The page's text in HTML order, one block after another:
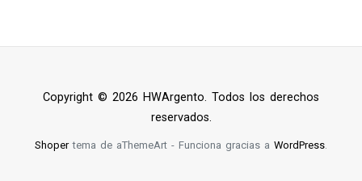
Copyright © 2026 HWArgento. Todos los derechos
reservados.
Shopertema de aThemeArt - Funciona gracias a WordPress.